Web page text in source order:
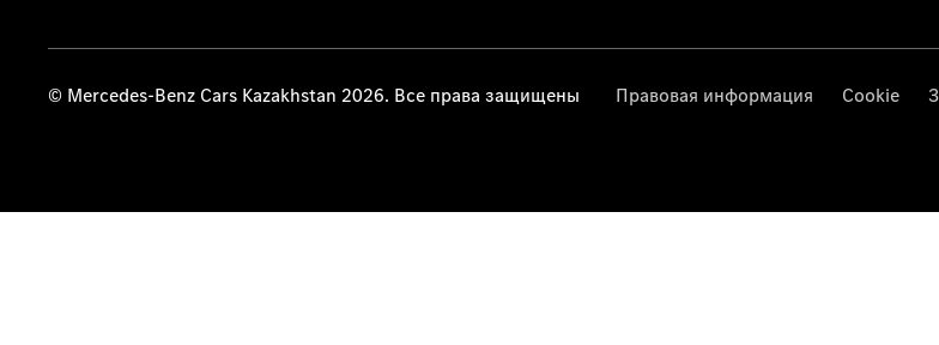
© Mercedes-Benz Cars Kazakhstan 2026. Все права защищены Правовая информация Cookie